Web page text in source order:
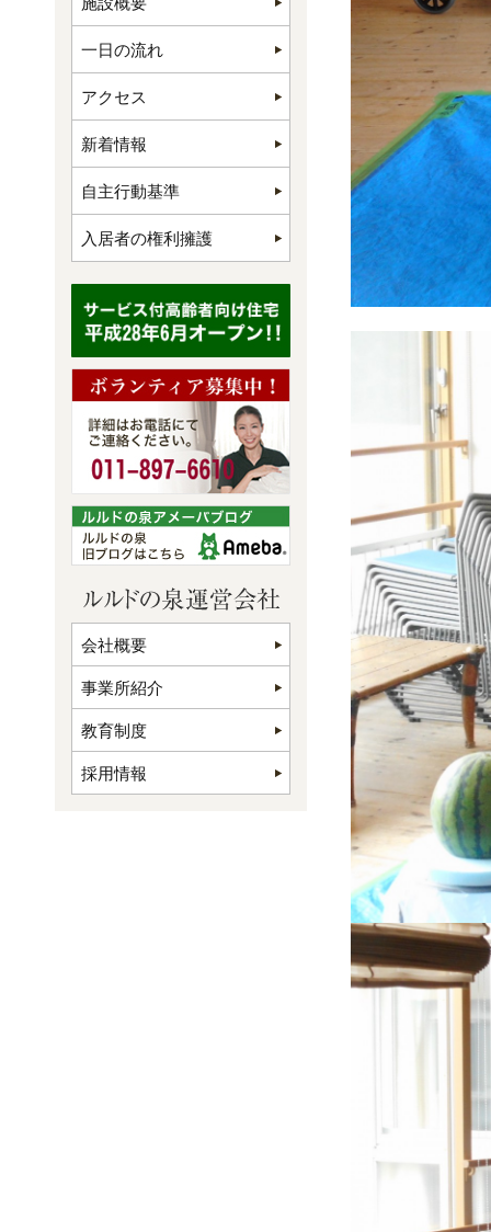
一日の流れ
アクセス
新着情報
自主行動基準
入居者の権利擁護
会社概要
事業所紹介
教育制度
採用情報